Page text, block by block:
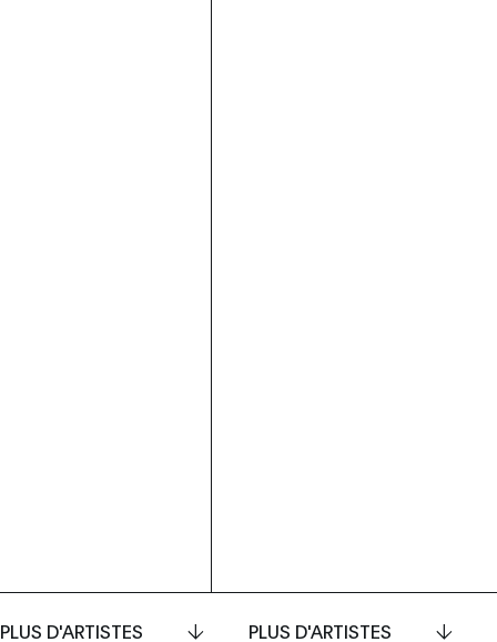
PLUS D'ARTISTES PLUS D'ARTISTES